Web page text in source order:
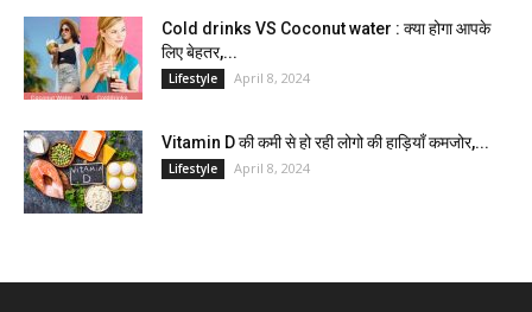
Cold drinks VS Coconut water : क्या होगा आपके
लिए बेहतर,...
Lifestyle April 8, 2024
Vitamin D की कमी से हो रही लोगो की हाड़ियाँ कमजोर,...
Lifestyle April 8, 2024